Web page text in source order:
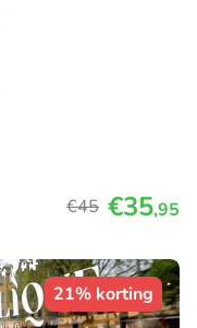
€45 €35,95
21% korting